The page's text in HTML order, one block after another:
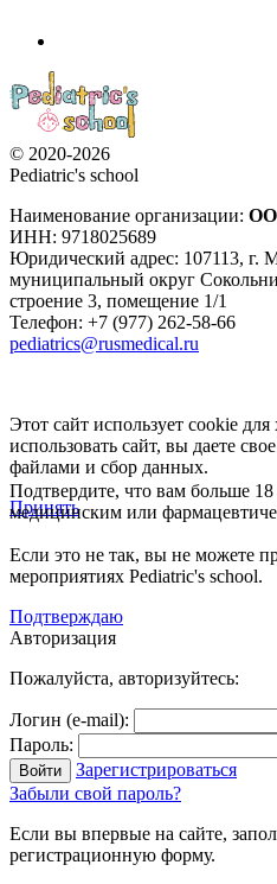
© 2020-2026
Pediatric's school
Наименование организации:
ИНН: 9718025689
Юридический адрес: 107113, г.
муниципальный округ
строение 3, помещение 1/1
Телефон: +7 (977) 262-58-66
pediatrics@rusmedical.ru
Этот сайт использует cookie
использовать сайт, вы даете
файлами и сбор данных.
Принять
Подтвердите, что вам больше 18
медицинским или
Если это не так, вы не можете
мероприятиях Pediatric's school.
Подтверждаю
Авторизация
Пожалуйста, авторизуйтесь:
Логин (e-mail):
Пароль:
Зарегистрироваться
Забыли свой пароль?
Если вы впервые на сайте,
регистрационную форму.